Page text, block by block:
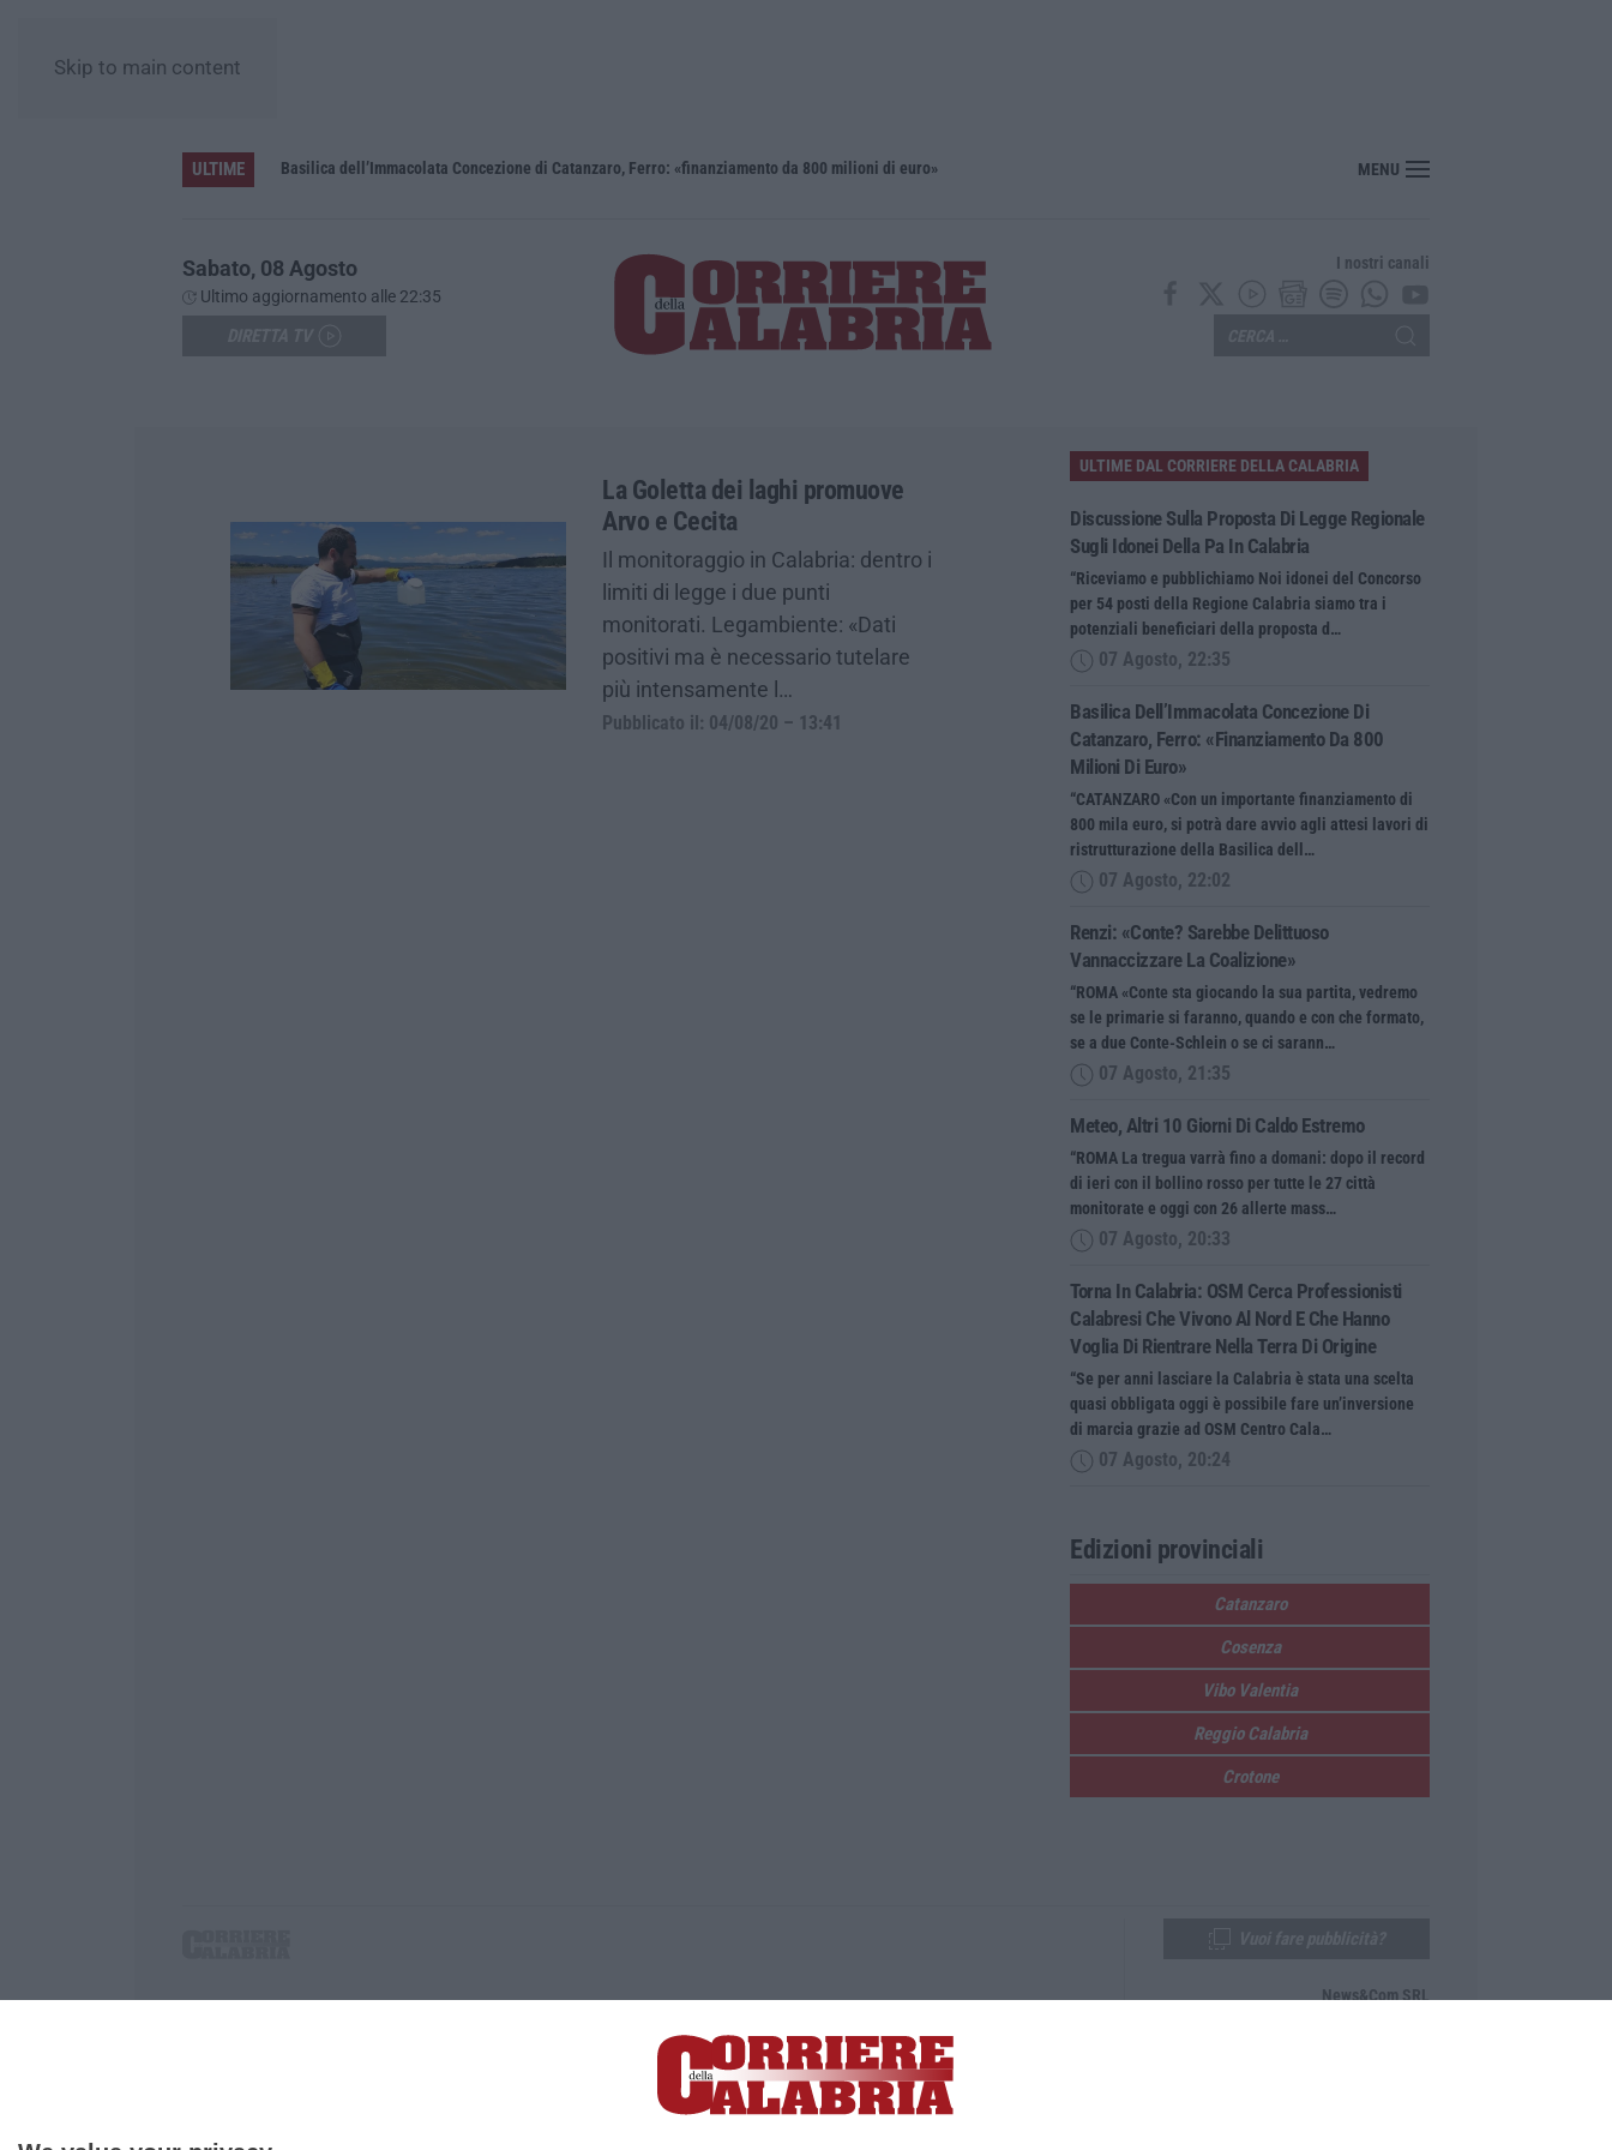
Skip to main content
ULTIME Basilica dell’Immacolata Concezione di Catanzaro, Ferro: «finanziamento da 800 milioni di euro» Renzi: «Conte? Sarebbe delittuoso vannaccizzare la coalizione»
MENU
Sabato, 08 Agosto
Ultimo aggiornamento alle 22:35
I nostri canali
La Goletta dei laghi promuove
Arvo e Cecita
Il monitoraggio in Calabria: dentro i
limiti di legge i due punti
monitorati. Legambiente: «Dati
positivi ma è necessario tutelare
più intensamente l…
Pubblicato il: 04/08/20 – 13:41
ULTIME DAL CORRIERE DELLA CALABRIA
Discussione Sulla Proposta Di Legge Regionale
Sugli Idonei Della Pa In Calabria
“Riceviamo e pubblichiamo Noi idonei del Concorso
per 54 posti della Regione Calabria siamo tra i
potenziali beneficiari della proposta d…
07 Agosto, 22:35
Basilica Dell’Immacolata Concezione Di
Catanzaro, Ferro: «finanziamento Da 800
Milioni Di Euro»
“CATANZARO «Con un importante finanziamento di
800 mila euro, si potrà dare avvio agli attesi lavori di
ristrutturazione della Basilica dell…
07 Agosto, 22:02
Renzi: «Conte? Sarebbe Delittuoso
Vannaccizzare La Coalizione»
“ROMA «Conte sta giocando la sua partita, vedremo
se le primarie si faranno, quando e con che formato,
se a due Conte-Schlein o se ci sarann…
07 Agosto, 21:35
Meteo, Altri 10 Giorni Di Caldo Estremo
“ROMA La tregua varrà fino a domani: dopo il record
di ieri con il bollino rosso per tutte le 27 città
monitorate e oggi con 26 allerte mass…
07 Agosto, 20:33
Torna In Calabria: OSM Cerca Professionisti
Calabresi Che Vivono Al Nord E Che Hanno
Voglia Di Rientrare Nella Terra Di Origine
“Se per anni lasciare la Calabria è stata una scelta
quasi obbligata oggi è possibile fare un’inversione
di marcia grazie ad OSM Centro Cala…
07 Agosto, 20:24
Edizioni provinciali
Catanzaro
Cosenza
Vibo Valentia
Reggio Calabria
Crotone
P.IVA. 03199620794, Via del mare 6/G, S.Eufemia, Lamezia Terme (CZ)
Iscrizione tribunale di Lamezia Terme 5/2011 - Direttore responsabile Paola Militano |Privacy
News&Com SRL